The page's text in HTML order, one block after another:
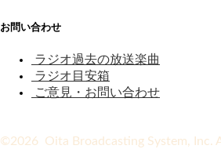
お問い合わせ
ラジオ過去の放送楽曲
ラジオ目安箱
ご意見・お問い合わせ
©2026 Oita Broadcasting System, Inc.